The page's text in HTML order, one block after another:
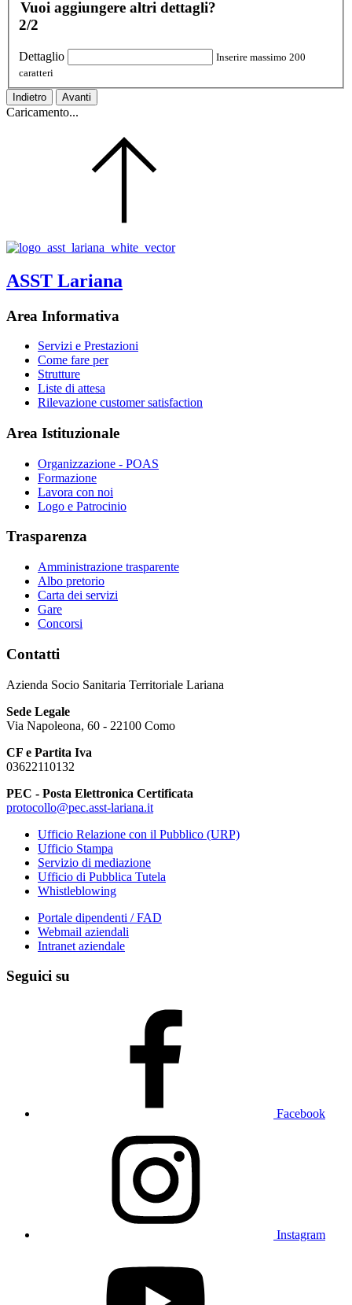
Vuoi aggiungere altri dettagli?
2/2
Dettaglio
Inserire massimo 200
caratteri
Indietro Avanti
Caricamento...
ASST Lariana
Area Informativa
Servizi e Prestazioni
Come fare per
Strutture
Liste di attesa
Rilevazione customer satisfaction
Area Istituzionale
Organizzazione - POAS
Formazione
Lavora con noi
Logo e Patrocinio
Trasparenza
Amministrazione trasparente
Albo pretorio
Carta dei servizi
Gare
Concorsi
Contatti
Azienda Socio Sanitaria Territoriale Lariana
Sede Legale
Via Napoleona, 60 - 22100 Como
CF e Partita Iva
03622110132
PEC - Posta Elettronica Certificata
protocollo@pec.asst-lariana.it
Ufficio Relazione con il Pubblico (URP)
Ufficio Stampa
Servizio di mediazione
Ufficio di Pubblica Tutela
Whistleblowing
Portale dipendenti / FAD
Webmail aziendali
Intranet aziendale
Seguici su
Facebook
Instagram